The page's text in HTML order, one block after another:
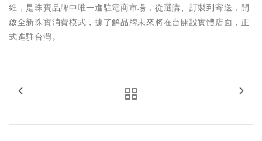
維，是珠寶品牌中唯一進駐電商市場，從選購、訂製到寄送，開
啟全新珠寶消費模式，據了解品牌未來將在台開設實體店面，正
式進駐台灣。